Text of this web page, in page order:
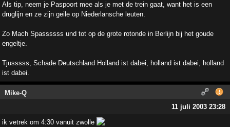
Als tip, neem je Paspoort mee als je met de trein gaat, want het is een
druglijn en ze zijn geile op Niederlansche leuten.
Zo Mach Spassssss und tot op de grote rotonde in Berlijn bij het goude
engeltje.
Tjusssss, Schade Deutschland Holland ist dabei, holland ist dabei, holland
ist dabei.
Mike-Q
11 juli 2003 23:28
ik vetrek om 4:30 vanuit zwolle